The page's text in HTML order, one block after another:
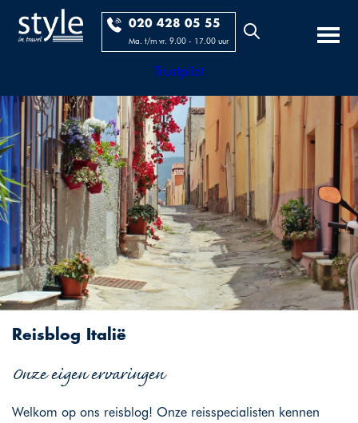
020 428 05 55
Ma. t/m vr. 9.00 - 17.00 uur
Trustpilot
Reisblog Italië
Onze eigen ervaringen
Welkom op ons reisblog! Onze reisspecialisten kennen